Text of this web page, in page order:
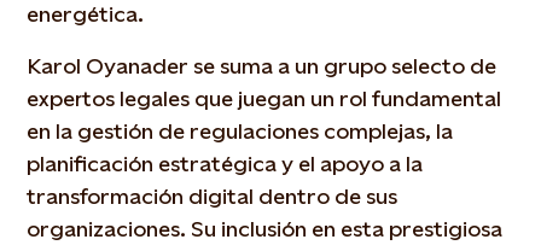
energética.
Karol Oyanader se suma a un grupo selecto de
expertos legales que juegan un rol fundamental
en la gestión de regulaciones complejas, la
planificación estratégica y el apoyo a la
transformación digital dentro de sus
organizaciones. Su inclusión en esta prestigiosa